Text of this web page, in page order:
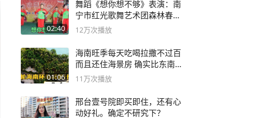
02:40
舞蹈《想你想不够》表演：南
宁市红光歌舞艺术团森林春红
舞蹈队。
12万次播放
01:06
海南旺季每天吃喝拉撒不过百
而且还住海景房 确实比东南
亚合适
11万次播放
邢台壹号院即买即住，还有心
动好礼。确定不研究下？